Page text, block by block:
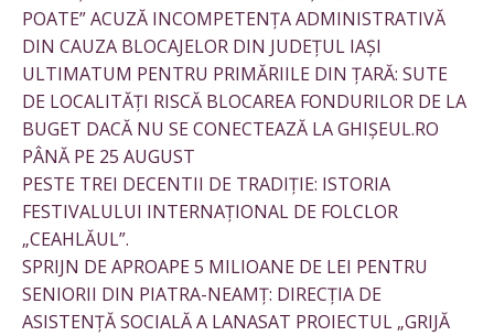
POATE” ACUZĂ INCOMPETENȚA ADMINISTRATIVĂ
DIN CAUZA BLOCAJELOR DIN JUDEȚUL IAȘI
ULTIMATUM PENTRU PRIMĂRIILE DIN ȚARĂ: SUTE
DE LOCALITĂȚI RISCĂ BLOCAREA FONDURILOR DE LA
BUGET DACĂ NU SE CONECTEAZĂ LA GHIȘEUL.RO
PÂNĂ PE 25 AUGUST
PESTE TREI DECENTII DE TRADIȚIE: ISTORIA
FESTIVALULUI INTERNAȚIONAL DE FOLCLOR
„CEAHLĂUL”.
SPRIJN DE APROAPE 5 MILIOANE DE LEI PENTRU
SENIORII DIN PIATRA-NEAMȚ: DIRECȚIA DE
ASISTENȚĂ SOCIALĂ A LANASAT PROIECTUL „GRIJĂ